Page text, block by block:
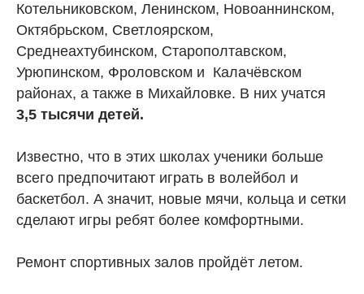
Котельниковском, Ленинском, Новоаннинском,
Октябрьском, Светлоярском,
Среднеахтубинском, Старополтавском,
Урюпинском, Фроловском и Калачёвском
районах, а также в Михайловке. В них учатся
3,5 тысячи детей.
Известно, что в этих школах ученики больше
всего предпочитают играть в волейбол и
баскетбол. А значит, новые мячи, кольца и сетки
сделают игры ребят более комфортными.
Ремонт спортивных залов пройдёт летом.